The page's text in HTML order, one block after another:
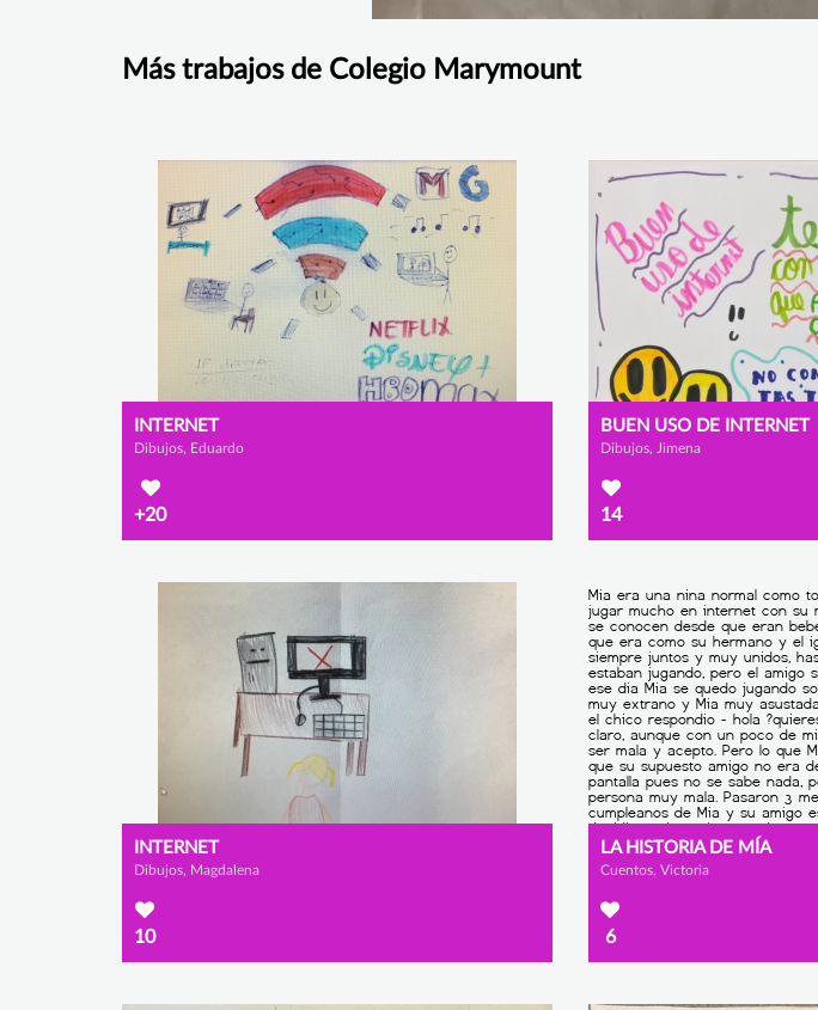
Más trabajos de Colegio Marymount
INTERNET
Dibujos, Eduardo
+20
BUEN USO DE INTERNET
Dibujos, Jimena
14
INTERNET
Dibujos, Magdalena
10
LA HISTORIA DE MÍA
Cuentos, Victoria
6